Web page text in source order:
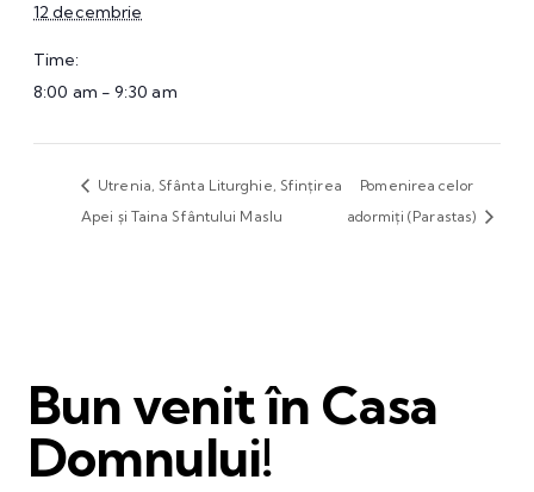
12 decembrie
Time:
8:00 am - 9:30 am
Utrenia, Sfânta Liturghie, Sfințirea
Apei și Taina Sfântului Maslu
Pomenirea celor
adormiți (Parastas)
Bun venit în Casa
Domnului!